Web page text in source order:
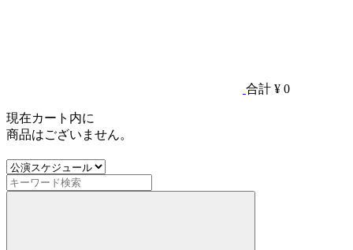
合計 ¥ 0
現在カート内に
商品はございません。